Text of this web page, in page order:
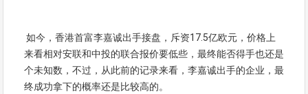
如今，香港首富李嘉诚出手接盘，斥资17.5亿欧元，价格上
来看相对安联和中投的联合报价要低些，最终能否得手也还是
个未知数，不过，从此前的记录来看，李嘉诚出手的企业，最
终成功拿下的概率还是比较高的。